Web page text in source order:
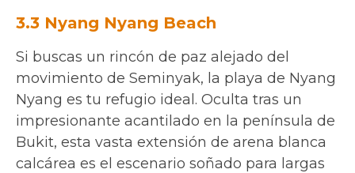
3.3 Nyang Nyang Beach
Si buscas un rincón de paz alejado del
movimiento de Seminyak, la playa de Nyang
Nyang es tu refugio ideal. Oculta tras un
impresionante acantilado en la península de
Bukit, esta vasta extensión de arena blanca
calcárea es el escenario soñado para largas